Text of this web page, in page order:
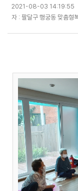
2021-08-03 14:19:55
자 : 팔달구 행궁동 맞춤형